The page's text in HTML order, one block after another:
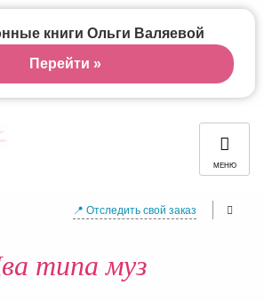
МЕНЮ
📍 Отследить свой заказ
типа муз
книги Ольги Валяевой
Перейти »